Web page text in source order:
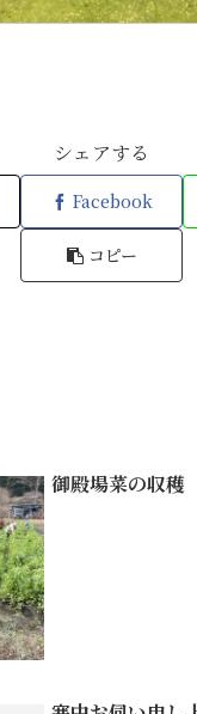
シェアする
Facebook
コピー
御殿場菜の収穫